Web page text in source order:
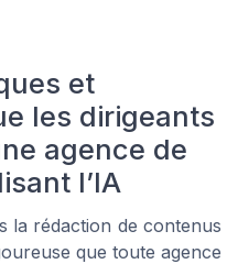
et
les dirigeants
agence de
l’IA
la rédaction de contenus
que toute agence